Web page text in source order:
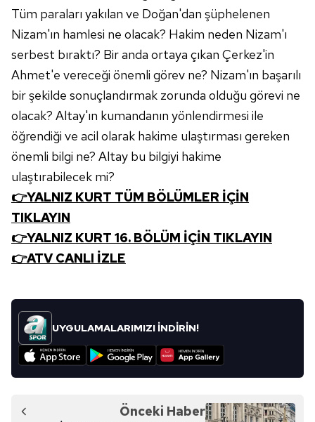
Tüm paraları yakılan ve Doğan'dan şüphelenen
Nizam'ın hamlesi ne olacak? Hakim neden Nizam'ı
serbest bıraktı? Bir anda ortaya çıkan Çerkez'in
Ahmet'e vereceği önemli görev ne? Nizam'ın başarılı
bir şekilde sonuçlandırmak zorunda olduğu görevi ne
olacak? Altay'ın kumandanın yönlendirmesi ile
öğrendiği ve acil olarak hakime ulaştırması gereken
önemli bilgi ne? Altay bu bilgiyi hakime
ulaştırabilecek mi?
👉YALNIZ KURT TÜM BÖLÜMLER İÇİN
TIKLAYIN
👉YALNIZ KURT 16. BÖLÜM İÇİN TIKLAYIN
👉ATV CANLI İZLE
UYGULAMALARIMIZI İNDİRİN!
Önceki Haber